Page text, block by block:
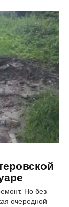
Но без
очередной